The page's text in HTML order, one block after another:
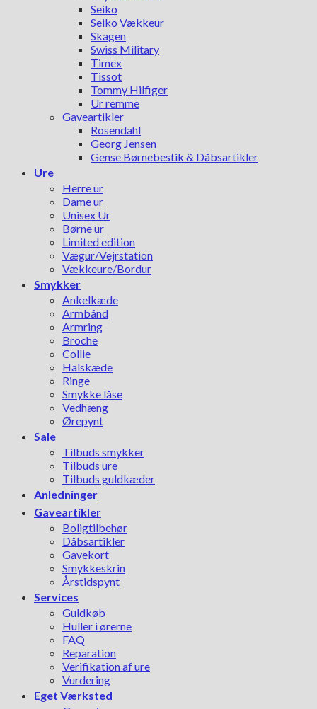
Seiko
Seiko Vækkeur
Skagen
Swiss Military
Timex
Tissot
Tommy Hilfiger
Ur remme
Gaveartikler
Rosendahl
Georg Jensen
Gense Børnebestik & Dåbsartikler
Ure
Herre ur
Dame ur
Unisex Ur
Børne ur
Limited edition
Vægur/Vejrstation
Vækkeure/Bordur
Smykker
Ankelkæde
Armbånd
Armring
Broche
Collie
Halskæde
Ringe
Smykke låse
Vedhæng
Ørepynt
Sale
Tilbuds smykker
Tilbuds ure
Tilbuds guldkæder
Anledninger
Gaveartikler
Boligtilbehør
Dåbsartikler
Gavekort
Smykkeskrin
Årstidspynt
Services
Guldkøb
Huller i ørerne
FAQ
Reparation
Verifikation af ure
Vurdering
Eget Værksted